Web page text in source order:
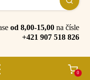
od 8,00-15,00na čísle
+421 907 518 826
0